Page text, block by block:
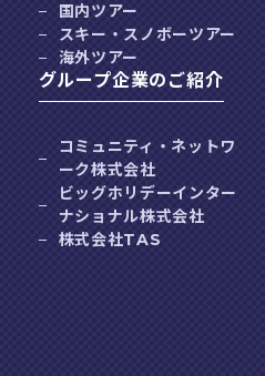
国内ツアー
スキー・スノボーツアー
海外ツアー
グループ企業のご紹介
コミュニティ・ネットワ
ーク株式会社
ビッグホリデーインター
ナショナル株式会社
株式会社TAS